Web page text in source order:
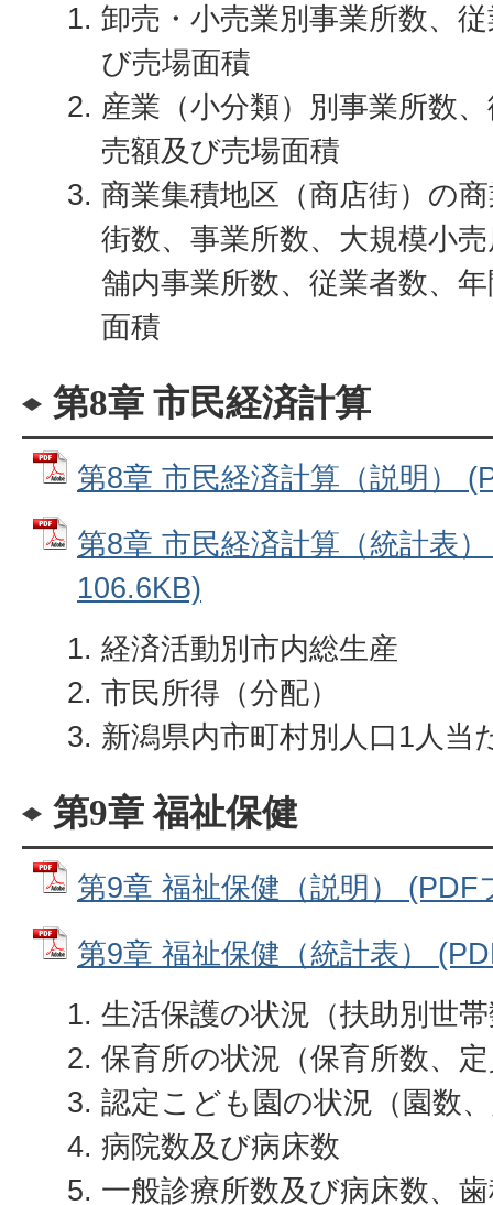
卸売・小売業別事業所数、
び売場面積
産業（小分類）別事業所数
売額及び売場面積
商業集積地区（商店街）の
街数、事業所数、大規模小
舗内事業所数、従業者数、
面積
第8章 市民経済計算
第8章 市民経済計算（説明）
第8章 市民経済計算（統計表
106.6KB)
経済活動別市内総生産
市民所得（分配）
新潟県内市町村別人口1人当
第9章 福祉保健
第9章 福祉保健（説明）
第9章 福祉保健（統計表）
生活保護の状況（扶助別世
保育所の状況（保育所数、
認定こども園の状況（園数
病院数及び病床数
一般診療所数及び病床数、